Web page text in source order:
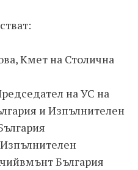
Кмет на Столична
на УС на
и Изпълнителен
България